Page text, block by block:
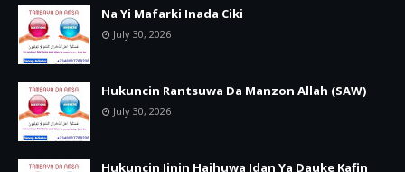
Na Yi Mafarki Inada Ciki
July 30, 2026
Hukuncin Rantsuwa Da Manzon Allah (SAW)
July 30, 2026
Hukuncin Jinin Haihuwa Idan Ya Dauke Kafin